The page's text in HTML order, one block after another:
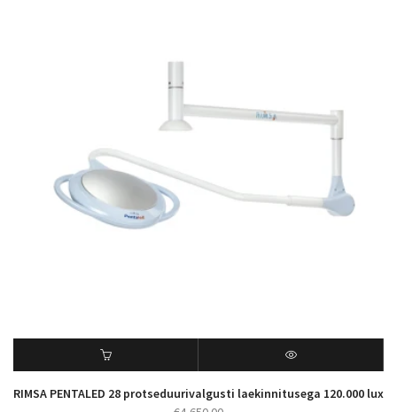
RIMSA PENTALED 28 protseduurivalgusti laekinnitusega 120.000 lux